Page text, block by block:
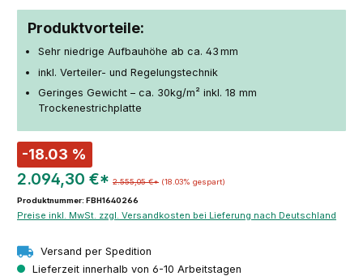
Produktvorteile:
Sehr niedrige Aufbauhöhe ab ca. 43 mm
inkl. Verteiler- und Regelungstechnik
Geringes Gewicht – ca. 30kg/m² inkl. 18 mm
Trockenestrichplatte
-18.03 %
2.094,30 €* 2.555,05 €* (18.03% gespart)
Produktnummer: FBH1640266
Preise inkl. MwSt. zzgl. Versandkosten bei Lieferung nach Deutschland
Versand per Spedition
Lieferzeit innerhalb von 6-10 Arbeitstagen